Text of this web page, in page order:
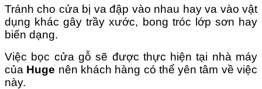
Tránh cho cửa bị va đập vào nhau hay va vào vật
dụng khác gây trầy xước, bong tróc lớp sơn hay
biến dạng.
Việc bọc cửa gỗ sẽ được thực hiện tại nhà máy
của Huge nên khách hàng có thể yên tâm về việc
này.